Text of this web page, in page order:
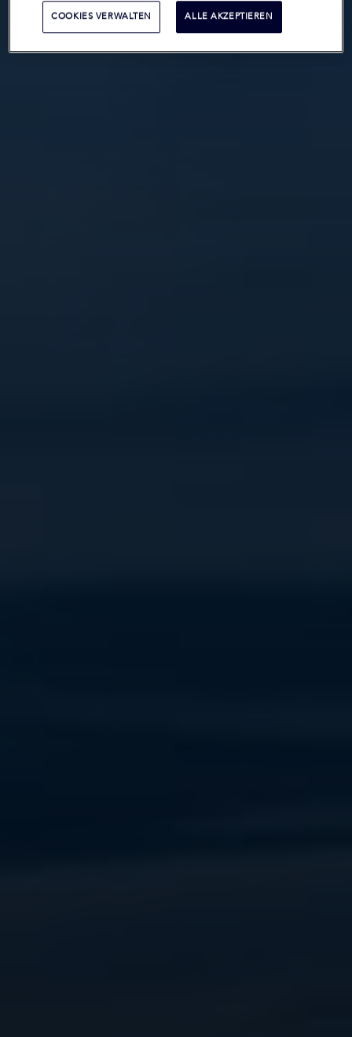
COOKIES VERWALTEN ALLE AKZEPTIEREN